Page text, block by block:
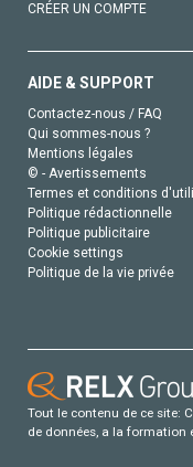
CRÉER UN COMPTE
AIDE & SUPPORT
Contactez-nous / FAQ
Qui sommes-nous ?
Mentions légales
© - Avertissements
Termes et conditions
Politique rédactionnelle
Politique publicitaire
Cookie settings
Politique de la vie privée
Tout le contenu de ce site:
de données, a la formation